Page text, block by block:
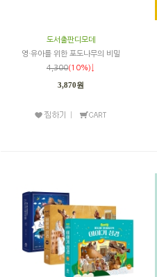
도서출판디모데
영·유아를 위한 포도나무의 비밀
4,300(10%)↓
3,870원